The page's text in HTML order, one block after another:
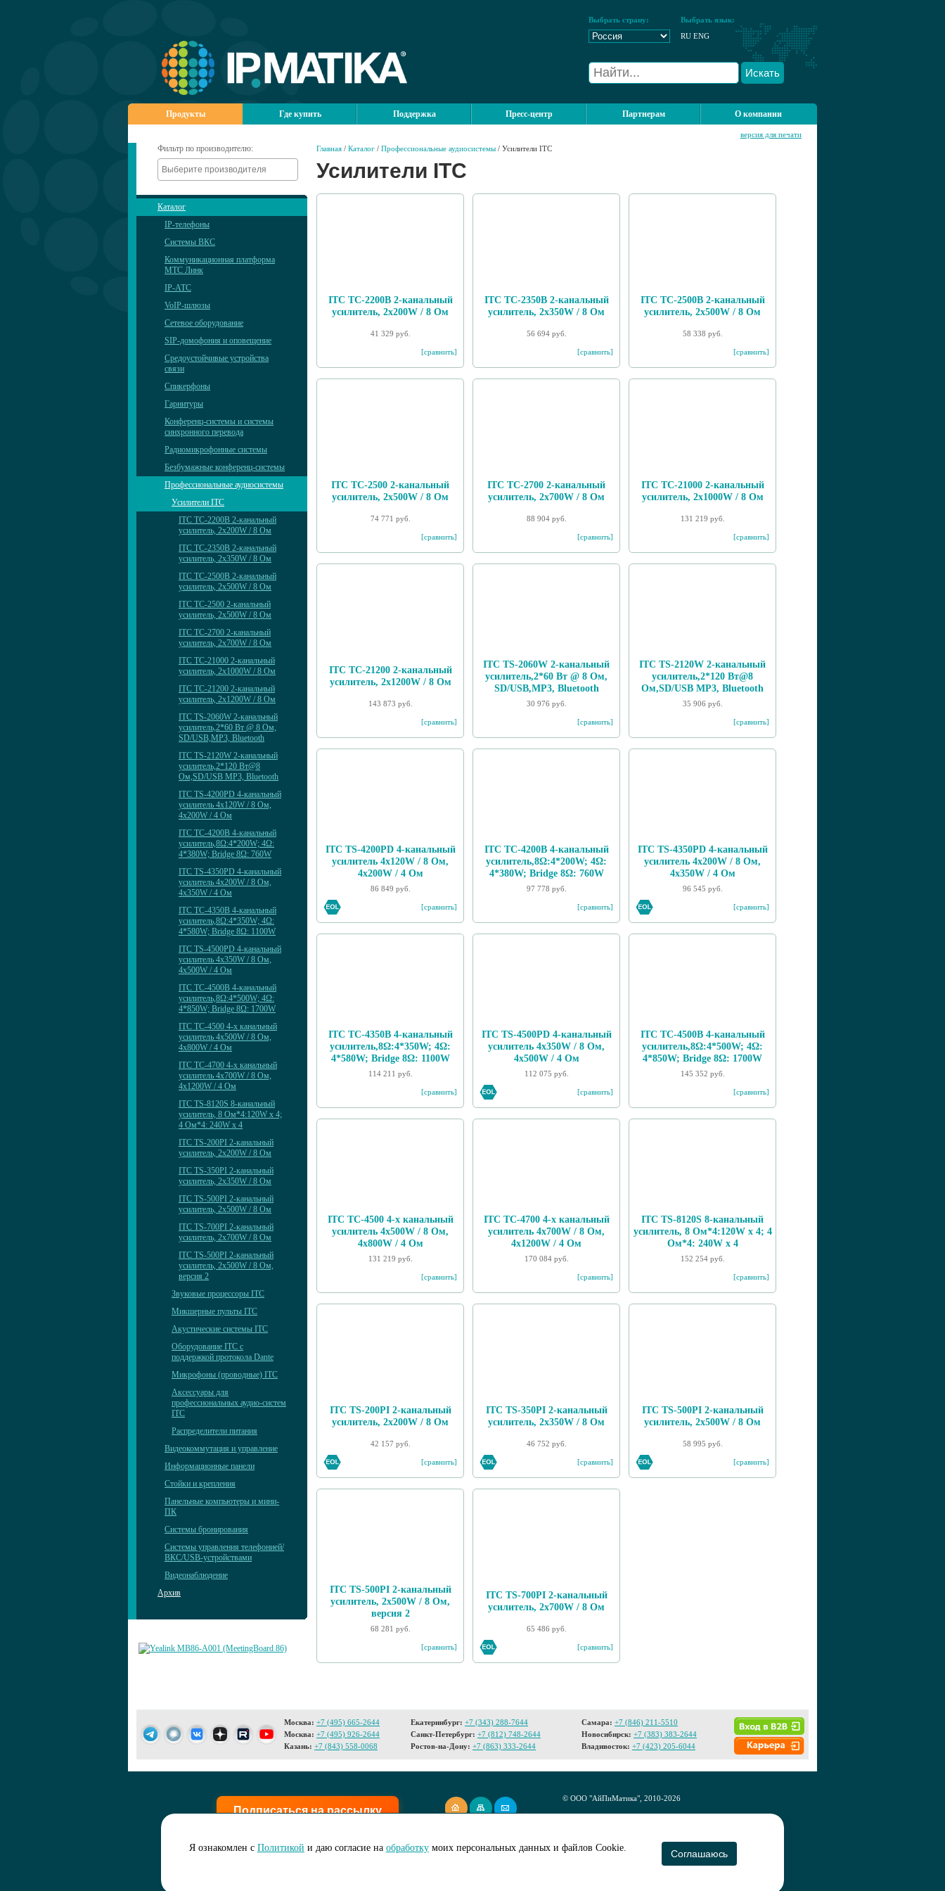
Выбрать страну:
Выбрать язык:
RU ENG
Искать
Продукты Где купить Поддержка Пресс-центр Партнерам О компании
Фильтр по производителю:
Каталог
IP-телефоны
Системы ВКС
Коммуникационная платформа
МТС Линк
IP-АТС
VoIP-шлюзы
Сетевое оборудование
SIP-домофония и оповещение
Средоустойчивые устройства
связи
Спикерфоны
Гарнитуры
Конференц-системы и системы
синхронного перевода
Радиомикрофонные системы
Безбумажные конференц-системы
Профессиональные аудиосистемы
Усилители ITC
ITC TC-2200B 2-канальный
усилитель, 2х200W / 8 Ом
ITC TC-2350B 2-канальный
усилитель, 2х350W / 8 Ом
ITC TC-2500B 2-канальный
усилитель, 2х500W / 8 Ом
ITC TC-2500 2-канальный
усилитель, 2х500W / 8 Ом
ITC TC-2700 2-канальный
усилитель, 2х700W / 8 Ом
ITC TC-21000 2-канальный
усилитель, 2х1000W / 8 Ом
ITC TC-21200 2-канальный
усилитель, 2х1200W / 8 Ом
ITC TS-2060W 2-канальный
усилитель,2*60 Вт @ 8 Ом,
SD/USB,MP3, Bluetooth
ITC TS-2120W 2-канальный
усилитель,2*120 Вт@8
Ом,SD/USB MP3, Bluetooth
ITC TS-4200PD 4-канальный
усилитель 4х120W / 8 Ом,
4х200W / 4 Ом
ITC TC-4200B 4-канальный
усилитель,8Ω:4*200W; 4Ω:
4*380W; Bridge 8Ω: 760W
ITC TS-4350PD 4-канальный
усилитель 4х200W / 8 Ом,
4х350W / 4 Ом
ITC TC-4350B 4-канальный
усилитель,8Ω:4*350W; 4Ω:
4*580W; Bridge 8Ω: 1100W
ITC TS-4500PD 4-канальный
усилитель 4х350W / 8 Ом,
4х500W / 4 Ом
ITC TC-4500B 4-канальный
усилитель,8Ω:4*500W; 4Ω:
4*850W; Bridge 8Ω: 1700W
ITC TC-4500 4-х канальный
усилитель 4х500W / 8 Ом,
4х800W / 4 Ом
ITC TC-4700 4-х канальный
усилитель 4х700W / 8 Ом,
4х1200W / 4 Ом
ITC TS-8120S 8-канальный
усилитель, 8 Ом*4:120W x 4;
4 Ом*4: 240W x 4
ITC TS-200PI 2-канальный
усилитель, 2х200W / 8 Ом
ITC TS-350PI 2-канальный
усилитель, 2х350W / 8 Ом
ITC TS-500PI 2-канальный
усилитель, 2х500W / 8 Ом
ITC TS-700PI 2-канальный
усилитель, 2х700W / 8 Ом
ITC TS-500PI 2-канальный
усилитель, 2х500W / 8 Ом,
версия 2
Звуковые процессоры ITC
Микшерные пульты ITC
Акустические системы ITC
Оборудование ITC с
поддержкой протокола Dante
Микрофоны (проводные) ITC
Аксессуары для
профессиональных аудио-систем
ITC
Распределители питания
Видеокоммутация и управление
Информационные панели
Стойки и крепления
Панельные компьютеры и мини-
ПК
Системы бронирования
Системы управления телефонией/
ВКС/USB-устройствами
Видеонаблюдение
Архив
Главная / Каталог / Профессиональные аудиосистемы / Усилители ITC
версия для печати
Усилители ITC
ITC TC-2200B 2-канальный
усилитель, 2х200W / 8 Ом
41 329 руб.
[сравнить]
ITC TC-2350B 2-канальный
усилитель, 2х350W / 8 Ом
56 694 руб.
[сравнить]
ITC TC-2500B 2-канальный
усилитель, 2х500W / 8 Ом
58 338 руб.
[сравнить]
ITC TC-2500 2-канальный
усилитель, 2х500W / 8 Ом
74 771 руб.
[сравнить]
ITC TC-2700 2-канальный
усилитель, 2х700W / 8 Ом
88 904 руб.
[сравнить]
ITC TC-21000 2-канальный
усилитель, 2х1000W / 8 Ом
131 219 руб.
[сравнить]
ITC TC-21200 2-канальный
усилитель, 2х1200W / 8 Ом
143 873 руб.
[сравнить]
ITC TS-2060W 2-канальный
усилитель,2*60 Вт @ 8 Ом,
SD/USB,MP3, Bluetooth
30 976 руб.
[сравнить]
ITC TS-2120W 2-канальный
усилитель,2*120 Вт@8
Ом,SD/USB MP3, Bluetooth
35 906 руб.
[сравнить]
ITC TS-4200PD 4-канальный
усилитель 4х120W / 8 Ом,
4х200W / 4 Ом
86 849 руб.
[сравнить]
ITC TC-4200B 4-канальный
усилитель,8Ω:4*200W; 4Ω:
4*380W; Bridge 8Ω: 760W
97 778 руб.
[сравнить]
ITC TS-4350PD 4-канальный
усилитель 4х200W / 8 Ом,
4х350W / 4 Ом
96 545 руб.
[сравнить]
ITC TC-4350B 4-канальный
усилитель,8Ω:4*350W; 4Ω:
4*580W; Bridge 8Ω: 1100W
114 211 руб.
[сравнить]
ITC TS-4500PD 4-канальный
усилитель 4х350W / 8 Ом,
4х500W / 4 Ом
112 075 руб.
[сравнить]
ITC TC-4500B 4-канальный
усилитель,8Ω:4*500W; 4Ω:
4*850W; Bridge 8Ω: 1700W
145 352 руб.
[сравнить]
ITC TC-4500 4-х канальный
усилитель 4х500W / 8 Ом,
4х800W / 4 Ом
131 219 руб.
[сравнить]
ITC TC-4700 4-х канальный
усилитель 4х700W / 8 Ом,
4х1200W / 4 Ом
170 084 руб.
[сравнить]
ITC TS-8120S 8-канальный
усилитель, 8 Ом*4:120W x 4; 4
Ом*4: 240W x 4
152 254 руб.
[сравнить]
ITC TS-200PI 2-канальный
усилитель, 2х200W / 8 Ом
42 157 руб.
[сравнить]
ITC TS-350PI 2-канальный
усилитель, 2х350W / 8 Ом
46 752 руб.
[сравнить]
ITC TS-500PI 2-канальный
усилитель, 2х500W / 8 Ом
58 995 руб.
[сравнить]
ITC TS-500PI 2-канальный
усилитель, 2х500W / 8 Ом,
версия 2
68 281 руб.
[сравнить]
ITC TS-700PI 2-канальный
усилитель, 2х700W / 8 Ом
65 486 руб.
[сравнить]
Москва: +7 (495) 665-2644
Москва: +7 (495) 926-2644
Казань: +7 (843) 558-0068
Екатеринбург: +7 (343) 288-7644
Санкт-Петербург: +7 (812) 748-2644
Ростов-на-Дону: +7 (863) 333-2644
Самара: +7 (846) 211-5510
Новосибирск: +7 (383) 383-2644
Владивосток: +7 (423) 205-6044
Подписаться на рассылку
© ООО "АйПиМатика", 2010-2026
Я ознакомлен с Политикой и даю согласие на обработкумоих персональных данных и файлов Cookie.
Соглашаюсь